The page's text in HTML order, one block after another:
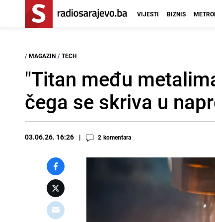
VIJESTI BIZNIS
/ MAGAZIN / TECH
"Titan među
čega se skriva u
03.06.26. 16:26 2 komentara